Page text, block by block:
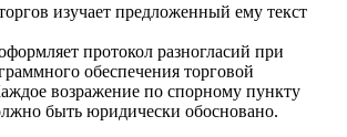
изучает предложенный ему текст
протокол разногласий при
обеспечения торговой
возражение по спорному пункту
быть юридически обосновано.